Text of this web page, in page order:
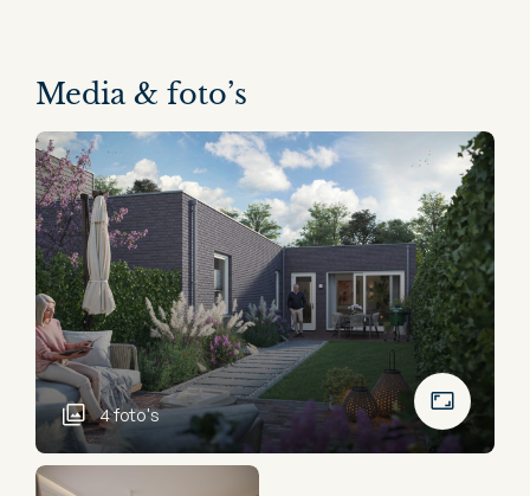
Media & foto’s
4 foto's